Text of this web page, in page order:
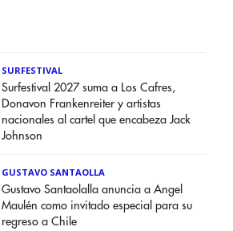
SURFESTIVAL
Surfestival 2027 suma a Los Cafres,
Donavon Frankenreiter y artistas
nacionales al cartel que encabeza Jack
Johnson
GUSTAVO SANTAOLLA
Gustavo Santaolalla anuncia a Angel
Maulén como invitado especial para su
regreso a Chile